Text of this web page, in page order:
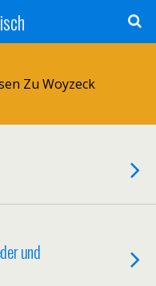
Zu Woyzeck
und